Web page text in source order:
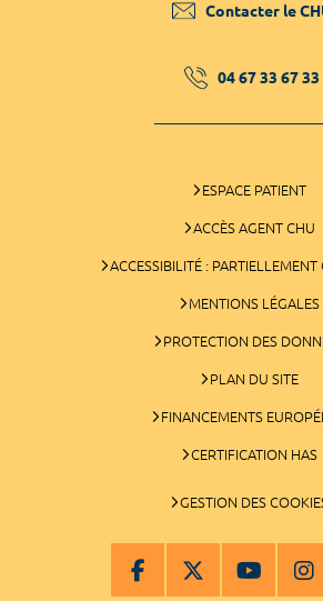
Contacter le
04 67 33 67 33
ESPACE PATIENT
ACCÈS AGENT CHU
ACCESSIBILITÉ :
MENTIONS LÉGALES
PROTECTION DES
PLAN DU SITE
FINANCEMENTS
CERTIFICATION HAS
GESTION DES